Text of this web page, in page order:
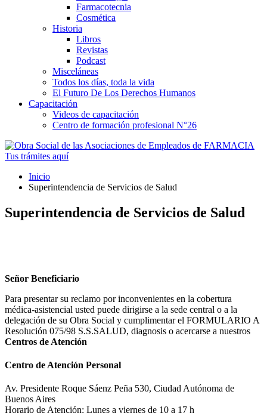
Farmacotecnia
Cosmética
Historia
Libros
Revistas
Podcast
Misceláneas
Todos los días, toda la vida
El Futuro De Los Derechos Humanos
Capacitación
Videos de capacitación
Centro de formación profesional N°26
Tus trámites aquí
Inicio
Superintendencia de Servicios de Salud
Superintendencia de Servicios de Salud
Señor Beneficiario
Para presentar su reclamo por inconvenientes en la cobertura
médica-asistencial usted puede dirigirse a la sede central o a la
delegación de su Obra Social y cumplimentar el FORMULARIO A
Resolución 075/98 S.S.SALUD, diagnosis o acercarse a nuestros
Centros de Atención
Centro de Atención Personal
Av. Presidente Roque Sáenz Peña 530, Ciudad Autónoma de
Buenos Aires
Horario de Atención: Lunes a viernes de 10 a 17 h